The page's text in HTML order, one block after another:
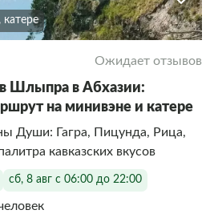
катере
Ожидает отзывов
Шлыпра в Абхазии:
на минивэне и катере
Души: Гагра, Пицунда, Рица,
кавказских вкусов
сб, 8 авг с 06:00 до 22:00